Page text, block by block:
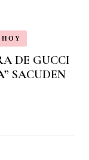
HOY
DE GUCCI
SACUDEN